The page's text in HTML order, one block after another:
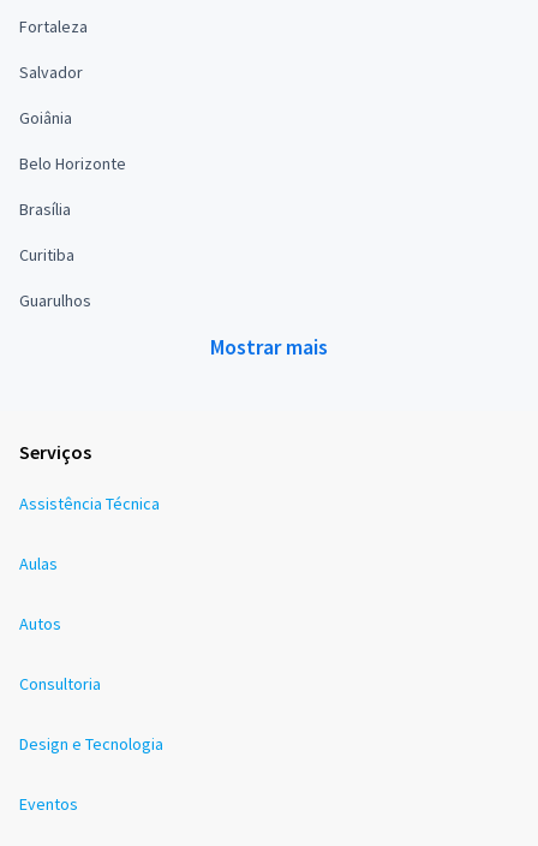
Fortaleza
Salvador
Goiânia
Belo Horizonte
Brasília
Curitiba
Guarulhos
Mostrar mais
Serviços
Assistência Técnica
Aulas
Autos
Consultoria
Design e Tecnologia
Eventos